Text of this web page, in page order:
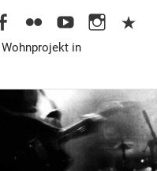
in